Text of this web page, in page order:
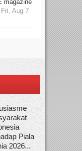
magazine
Aug 7
Piala
2026...